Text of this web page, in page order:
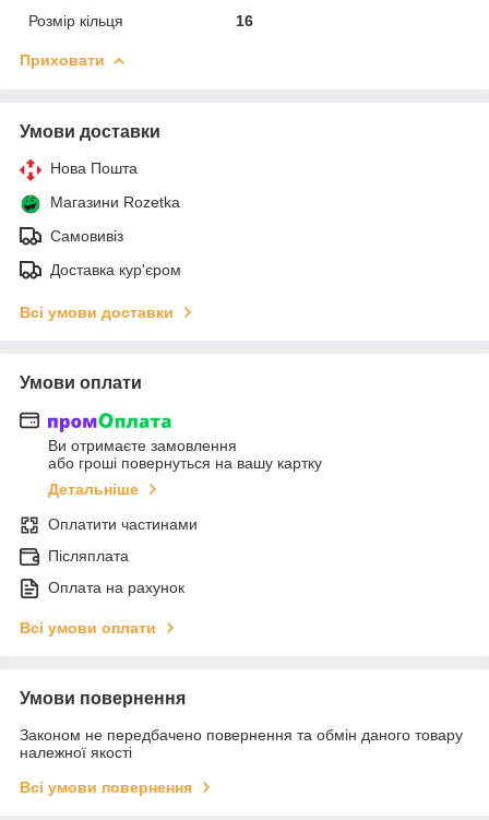
Розмір кільця
16
Приховати
Умови доставки
Нова Пошта
Магазини Rozetka
Самовивіз
Доставка кур'єром
Всі умови доставки
Умови оплати
Ви отримаєте замовлення
або гроші повернуться на вашу картку
Детальніше
Оплатити частинами
Післяплата
Оплата на рахунок
Всі умови оплати
Умови повернення
Законом не передбачено повернення та обмін даного товару
належної якості
Всі умови повернення